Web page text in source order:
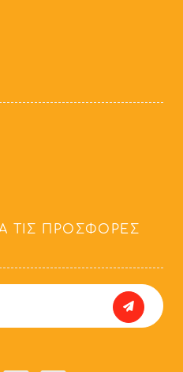
ΤΙΣ ΠΡΟΣΦΟΡΈΣ